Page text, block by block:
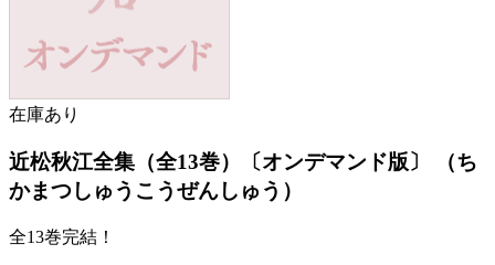
在庫あり
近松秋江全集（全13巻）〔オンデマンド版〕
（ち
かまつしゅうこうぜんしゅう）
全13巻完結！